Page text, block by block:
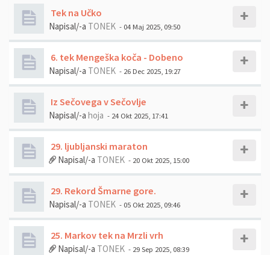
Tek na Učko
Napisal/-a TONEK - 04 Maj 2025, 09:50
6. tek Mengeška koča - Dobeno
Napisal/-a TONEK - 26 Dec 2025, 19:27
Iz Sečovega v Sečovlje
Napisal/-a hoja - 24 Okt 2025, 17:41
29. ljubljanski maraton
Napisal/-a TONEK - 20 Okt 2025, 15:00
29. Rekord Šmarne gore.
Napisal/-a TONEK - 05 Okt 2025, 09:46
25. Markov tek na Mrzli vrh
Napisal/-a TONEK - 29 Sep 2025, 08:39